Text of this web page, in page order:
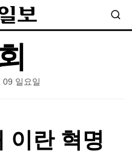
09 일요일
이란 혁명